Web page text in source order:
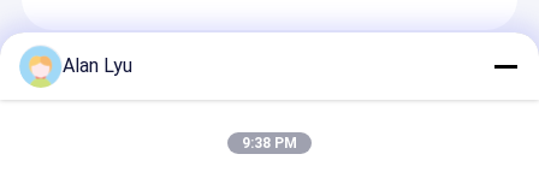
अनुशंसित उत्पाद
Alan Lyu
9:38 PM